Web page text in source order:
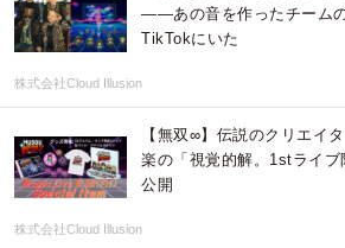
——あの音を作ったチーム
TikTokにいた
株式会社Cloud Illusion
【無双∞】伝説のクリエイ
楽の「視覚的解。1stライ
公開
株式会社Cloud Illusion